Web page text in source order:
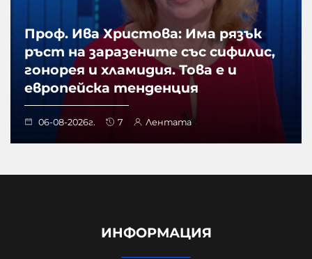
Проф. Ива Христова: Има рязък
ръст на заразените със сифилис,
гонорея и хламидия. Това е и
европейска тенденция
06-08-2026г. 7 Лентата
ИНФОРМАЦИЯ